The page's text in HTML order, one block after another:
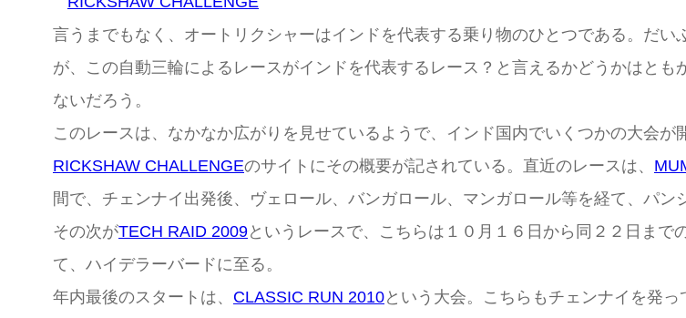
言うまでもなく、オートリクシャーはインドを代表する乗り物のひとつである。だい
が、この自動三輪によるレースがインドを代表するレース？と言えるかどうかはと
ないだろう。
このレースは、なかなか広がりを見せているようで、インド国内でいくつかの大会が
RICKSHAW CHALLENGEのサイトにその概要が記されている。直近のレースは、
間で、チェンナイ出発後、ヴェロール、バンガロール、マンガロール等を経て、パ
その次がTECH RAID 2009というレースで、こちらは１０月１６日から同２２日ま
て、ハイデラーバードに至る。
年内最後のスタートは、 CLASSIC RUN 2010という大会。こちらもチェンナイを発